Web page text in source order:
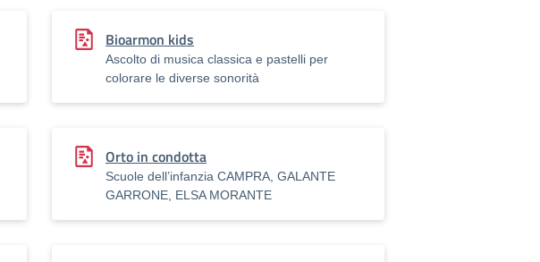
Bioarmon kids
Ascolto di musica classica e pastelli per
colorare le diverse sonorità
Orto in condotta
Scuole dell’infanzia CAMPRA, GALANTE
GARRONE, ELSA MORANTE